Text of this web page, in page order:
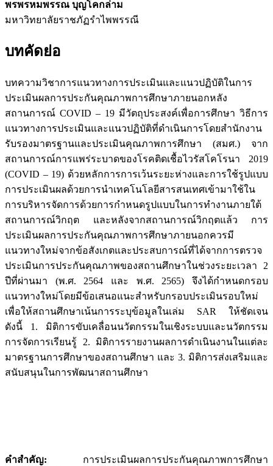
พรพรหมพรรณ บุญโคกล่าม
มหาวิทยาลัยราชภัฏรำไพพรรณี
บทคัดย่อ
บทความวิชาการแนวทางการประเมินและแนวปฏิบัติในการ
ประเมินผลการประกันคุณภาพการศึกษาภายนอกหลัง
สถานการณ์ COVID – 19 มีวัตถุประสงค์เพื่อการศึกษา วิธีการ
แนวทางการประเมินและแนวปฏิบัติที่ดำเนินการโดยสำนักงาน
รับรองมาตรฐานและประเมินคุณภาพการศึกษา (สมศ.) จาก
สถานการณ์การแพร่ระบาดของโรคติดเชื้อไวรัสโคโรนา 2019
(COVID – 19) ด้วยหลักการการเว้นระยะห่างและการใช้รูปแบบ
การประเมินผลด้วยการนำเทคโนโลยีสารสนเทศเข้ามาใช้ใน
การบริหารจัดการด้วยการกำหนดรูปแบบในการทำงานภายใต้
สถานการณ์วิกฤต และหลังจากสถานการณ์วิกฤตแล้ว การ
ประเมินผลการประกันคุณภาพการศึกษาภายนอกควรมี
แนวทางใหม่จากข้อสังเกตและประสบการณ์ที่ได้จากการตรวจ
ประเมินการประกันคุณภาพของสถานศึกษาในช่วงระยะเวลา 2
ปีที่ผ่านมา (พ.ศ. 2564 และ พ.ศ. 2565) จึงได้กำหนดกรอบ
แนวทางใหม่โดยมีข้อเสนอแนะสำหรับกรอบประเมินรอบใหม่
เพื่อให้สถานศึกษาเน้นการระบุข้อมูลในเล่ม SAR ให้ชัดเจน
ดังนี้ 1. มิติการขับเคลื่อนนวัตกรรมในเชิงระบบและนวัตกรรม
การจัดการเรียนรู้ 2. มิติการรายงานผลการดำเนินงานในแต่ละ
มาตรฐานการศึกษาของสถานศึกษา และ 3. มิติการส่งเสริมและ
สนับสนุนในการพัฒนาสถานศึกษา
คำสำคัญ: การประเมินผลการประกันคุณภาพการศึกษา